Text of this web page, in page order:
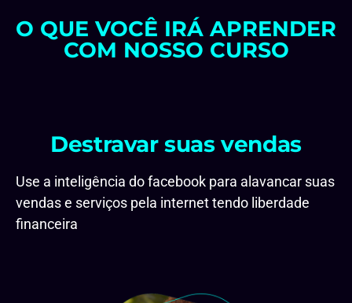
O QUE VOCÊ IRÁ APRENDER
COM NOSSO CURSO
Destravar suas vendas
Use a inteligência do facebook para alavancar suas
vendas e serviços pela internet tendo liberdade
financeira